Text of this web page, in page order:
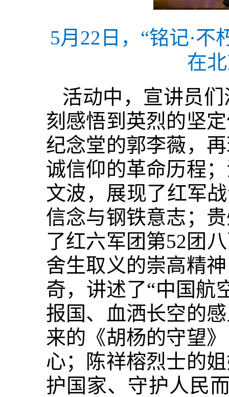
5月22日，“铭记·
在
活动中，宣讲员
刻感悟到英烈的坚
纪念堂的郭李薇，
诚信仰的革命历程
文波，展现了红军
信念与钢铁意志；
了红六军团第52团
舍生取义的崇高精
奇，讲述了“中国航
报国、血洒长空的
来的《胡杨的守望
心；陈祥榕烈士的
护国家、守护人民